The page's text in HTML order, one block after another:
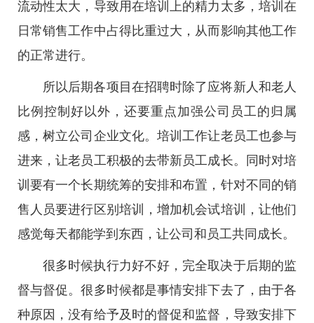
流动性太大，导致用在培训上的精力太多，培训在
日常销售工作中占得比重过大，从而影响其他工作
的正常进行。
所以后期各项目在招聘时除了应将新人和老人
比例控制好以外，还要重点加强公司员工的归属
感，树立公司企业文化。培训工作让老员工也参与
进来，让老员工积极的去带新员工成长。同时对培
训要有一个长期统筹的安排和布置，针对不同的销
售人员要进行区别培训，增加机会试培训，让他们
感觉每天都能学到东西，让公司和员工共同成长。
很多时候执行力好不好，完全取决于后期的监
督与督促。很多时候都是事情安排下去了，由于各
种原因，没有给予及时的督促和监督，导致安排下